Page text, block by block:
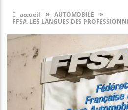
accueil » AUTOMOBILE »
FFSA. LES LANGUES DES